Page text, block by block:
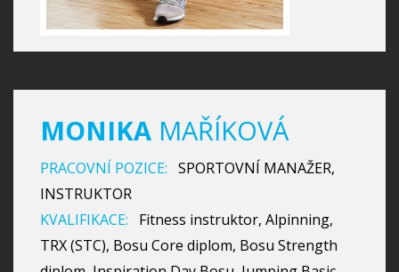
MONIKA MAŘÍKOVÁ
PRACOVNÍ POZICE: SPORTOVNÍ MANAŽER,
INSTRUKTOR
KVALIFIKACE:
Fitness instruktor, Alpinning,
TRX (STC), Bosu Core diplom, Bosu Strength